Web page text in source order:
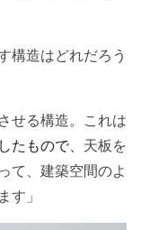
構造はどれだろう
せる構造。これは
たもので、 天板を
て、建築空間のよ
す」